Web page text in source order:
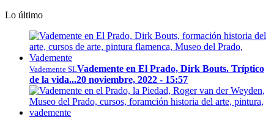
Lo último
Vademente SLVademente en El Prado, Dirk Bouts. Tríptico
de la vida...20 noviembre, 2022 - 15:57